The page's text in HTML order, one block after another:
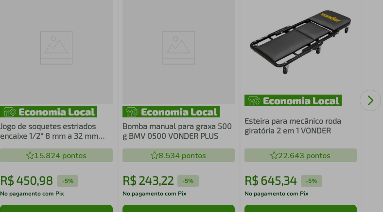
Jogo de soquetes estriados
encaixe 1/2" 8 mm a 32 mm
15.824pontos
R$450,98 -5%
No pagamento com Pix
Bomba manual para graxa 500
g BMV 0500 VONDER PLUS
8.534 pontos
R$ 243,22 -5%
No pagamento com Pix
Esteira para mecânico roda
giratória 2 em 1 VONDER
22.643 pontos
R$ 645,34 -5%
No pagamento com Pix